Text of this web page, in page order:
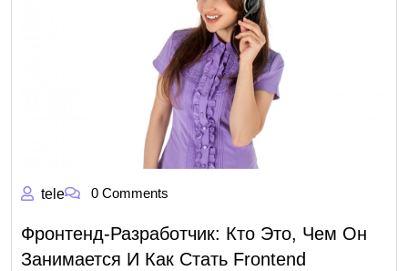
tele 0 Comments
Фронтенд-Разработчик: Кто Это, Чем Он
Занимается И Как Стать Frontend